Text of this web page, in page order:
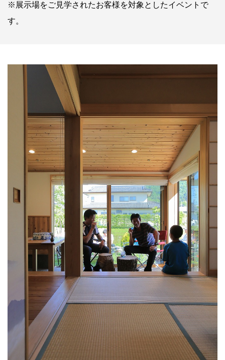
※展示場をご見学されたお客様を対象としたイベントで
す。